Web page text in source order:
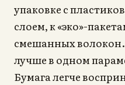
упаковке с
слоем, к «эко»-
смешанных
лучше в одном
Бумага легче